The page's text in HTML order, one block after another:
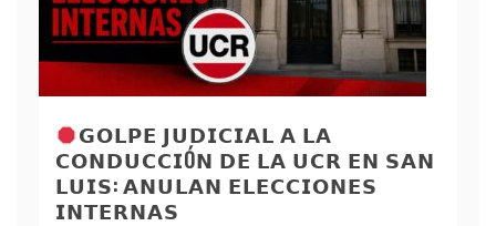
𝗚𝗢𝗟𝗣𝗘 𝗝𝗨𝗗𝗜𝗖𝗜𝗔𝗟 𝗔 𝗟𝗔
𝗖𝗢𝗡𝗗𝗨𝗖𝗖𝗜Ó𝗡 𝗗𝗘 𝗟𝗔 𝗨𝗖𝗥 𝗘𝗡 𝗦𝗔𝗡
𝗟𝗨𝗜𝗦: 𝗔𝗡𝗨𝗟𝗔𝗡 𝗘𝗟𝗘𝗖𝗖𝗜𝗢𝗡𝗘𝗦
𝗜𝗡𝗧𝗘𝗥𝗡𝗔𝗦